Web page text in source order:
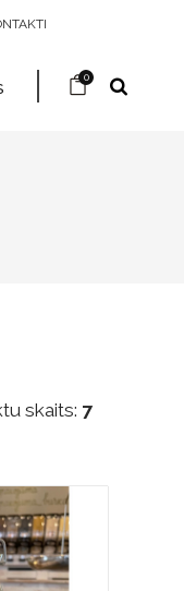
0
skaits: 7